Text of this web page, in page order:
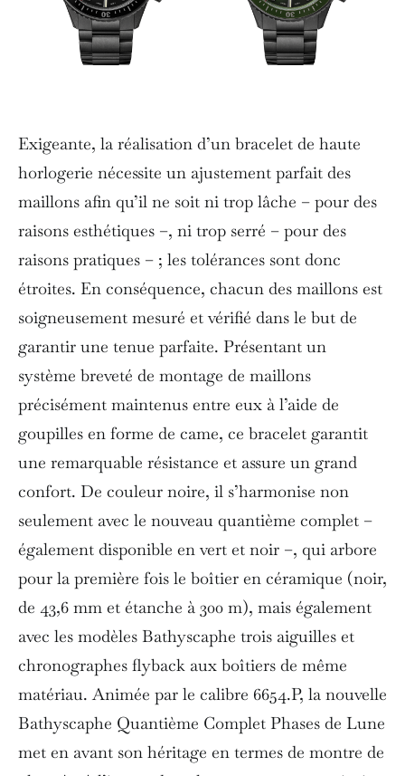
Exigeante, la réalisation d’un bracelet de haute
horlogerie nécessite un ajustement parfait des
maillons afin qu’il ne soit ni trop lâche – pour des
raisons esthétiques –, ni trop serré – pour des
raisons pratiques – ; les tolérances sont donc
étroites. En conséquence, chacun des maillons est
soigneusement mesuré et vérifié dans le but de
garantir une tenue parfaite. Présentant un
système breveté de montage de maillons
précisément maintenus entre eux à l’aide de
goupilles en forme de came, ce bracelet garantit
une remarquable résistance et assure un grand
confort. De couleur noire, il s’harmonise non
seulement avec le nouveau quantième complet –
également disponible en vert et noir –, qui arbore
pour la première fois le boîtier en céramique (noir,
de 43,6 mm et étanche à 300 m), mais également
avec les modèles Bathyscaphe trois aiguilles et
chronographes flyback aux boîtiers de même
matériau. Animée par le calibre 6654.P, la nouvelle
Bathyscaphe Quantième Complet Phases de Lune
met en avant son héritage en termes de montre de